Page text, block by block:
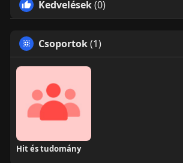
Kedvelések(0)
Csoportok(1)
Hit és tudomány